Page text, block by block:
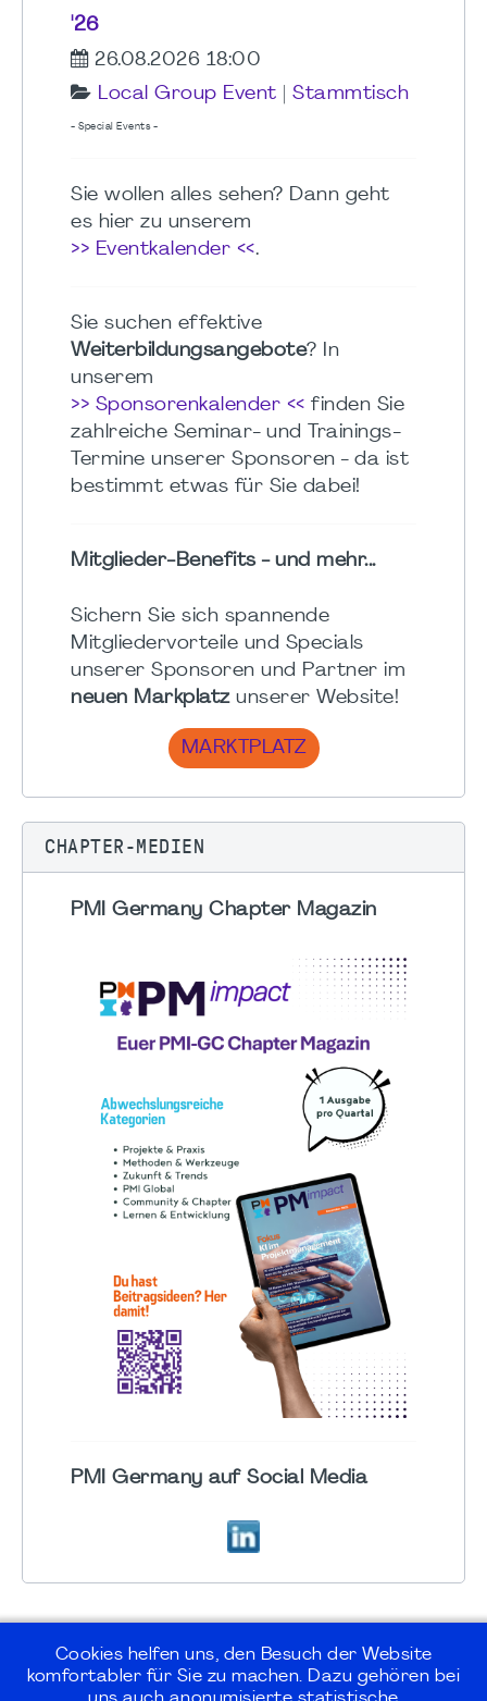
'26
26.08.2026 18:00
Local Group Event
Stammtisch
- Special Events -
Sie wollen alles sehen? Dann geht
es hier zu unserem
>> Eventkalender <<.
Sie suchen effektive
Weiterbildungsangebote? In
unserem
>> Sponsorenkalender << finden Sie
zahlreiche Seminar- und Trainings-
Termine unserer Sponsoren - da ist
bestimmt etwas für Sie dabei!
Mitglieder-Benefits - und mehr...
Sichern Sie sich spannende
Mitgliedervorteile und Specials
unserer Sponsoren und Partner im
neuen Markplatzunserer Website!
MARKTPLATZ
CHAPTER-MEDIEN
PMI Germany Chapter Magazin
PMI Germany auf Social Media
Cookies helfen uns, den Besuch der Website
komfortabler für Sie zu machen. Dazu gehören bei